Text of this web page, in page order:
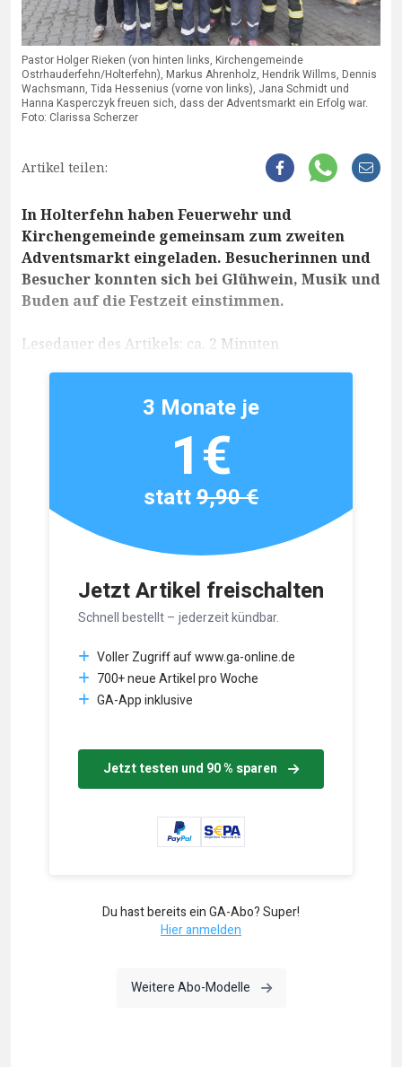
Pastor Holger Rieken (von hinten links, Kirchengemeinde
Ostrhauderfehn/Holterfehn), Markus Ahrenholz, Hendrik Willms, Dennis
Wachsmann, Tida Hessenius (vorne von links), Jana Schmidt und
Hanna Kasperczyk freuen sich, dass der Adventsmarkt ein Erfolg war.
Foto: Clarissa Scherzer
Artikel teilen:
In Holterfehn haben Feuerwehr und
Kirchengemeinde gemeinsam zum zweiten
Adventsmarkt eingeladen. Besucherinnen und
Besucher konnten sich bei Glühwein, Musik und
Buden auf die Festzeit einstimmen.
Lesedauer des Artikels: ca. 2 Minuten
Jetzt Artikel freischalten
Schnell bestellt – jederzeit kündbar.
Voller Zugriff auf www.ga-online.de
700+ neue Artikel pro Woche
GA-App inklusive
Jetzt testen und 90 % sparen
3 Monate je
1€
statt9,90 €
Du hast bereits ein GA-Abo? Super!
Hier anmelden
Weitere Abo-Modelle